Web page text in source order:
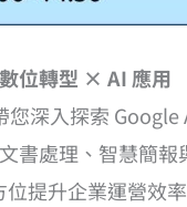
位轉型 × AI 應用
深入探索
書處理、智慧簡
提升企業運營效率